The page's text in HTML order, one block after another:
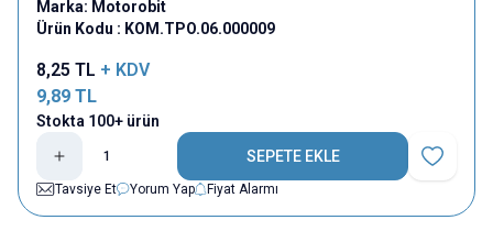
Marka: Motorobit
Ürün Kodu : KOM.TPO.06.000009
8,25 TL + KDV
9,89 TL
Stokta 100+ ürün
SEPETE EKLE
Favoriye
Tavsiye Et
Yorum Yap Fiyat Alarmı